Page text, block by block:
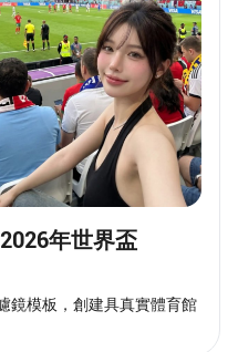
年世界盃
鏡模板，創建具真實體育館